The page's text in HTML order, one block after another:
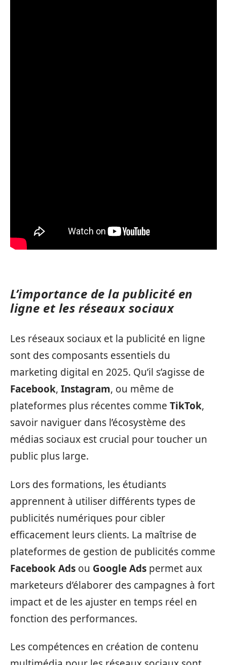
L’importance de la publicité en
ligne et les réseaux sociaux
Les réseaux sociaux et la publicité en ligne
sont des composants essentiels du
marketing digital en 2025. Qu’il s’agisse de
Facebook, Instagram, ou même de
plateformes plus récentes comme TikTok,
savoir naviguer dans l’écosystème des
médias sociaux est crucial pour toucher un
public plus large.
Lors des formations, les étudiants
apprennent à utiliser différents types de
publicités numériques pour cibler
efficacement leurs clients. La maîtrise de
plateformes de gestion de publicités comme
Facebook Ads ou Google Ads permet aux
marketeurs d’élaborer des campagnes à fort
impact et de les ajuster en temps réel en
fonction des performances.
Les compétences en création de contenu